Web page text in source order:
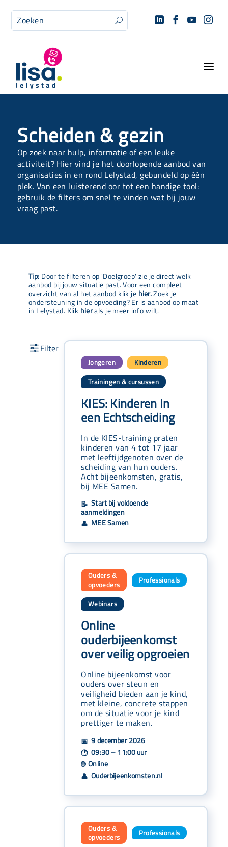
U    
a
Scheiden & gezin
Op zoek naar hulp, informatie of een leuke
activiteit? Hier vind je het doorlopende aanbod van
organisaties in en rond Lelystad, gebundeld op één
plek. Van een luisterend oor tot een handige tool:
gebruik de filters om snel te vinden wat bij jouw
vraag past.
Tip: Door te filteren op 'Doelgroep' zie je direct welk
aanbod bij jouw situatie past. Voor een compleet
overzicht van al het aanbod klik je hier.Zoek je
ondersteuning in de opvoeding? Er is aanbod op maat
in Lelystad. Klik hierals je meer info wilt.
Jongeren ,
Kinderen
Trainingen & cursussen
KIES: Kinderen In
een Echtscheiding
In de KIES-training praten
kinderen van 4 tot 17 jaar
met leeftijdgenoten over de
scheiding van hun ouders.
Acht bijeenkomsten, gratis,
bij MEE Samen.
📝 Start bij voldoende
aanmeldingen
👤 MEE Samen
Ouders &
opvoeders
Professionals
Webinars
Online
ouderbijeenkomst
over veilig opgroeien
Online bijeenkomst voor
ouders over steun en
veiligheid bieden aan je kind,
met kleine, concrete stappen
om de situatie voor je kind
prettiger te maken.
📅 9 december 2026
🕐 09:30 – 11:00 uur
🌐 Online
👤 Ouderbijeenkomsten.nl
Ouders &
opvoeders
Professionals